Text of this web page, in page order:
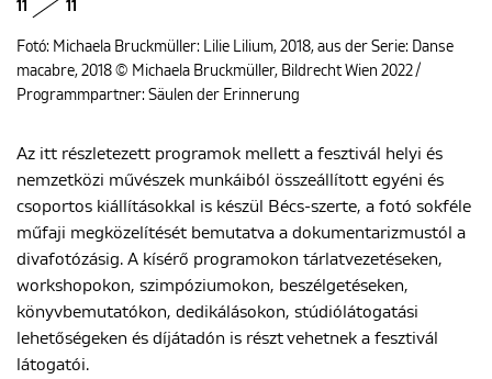
11 11
Fotó: Michaela Bruckmüller: Lilie Lilium, 2018, aus der Serie: Danse
macabre, 2018 © Michaela Bruckmüller, Bildrecht Wien 2022 /
Programmpartner: Säulen der Erinnerung
Az itt részletezett programok mellett a fesztivál helyi és
nemzetközi művészek munkáiból összeállított egyéni és
csoportos kiállításokkal is készül Bécs-szerte, a fotó sokféle
műfaji megközelítését bemutatva a dokumentarizmustól a
divafotózásig. A kísérő programokon tárlatvezetéseken,
workshopokon, szimpóziumokon, beszélgetéseken,
könyvbemutatókon, dedikálásokon, stúdiólátogatási
lehetőségeken és díjátadón is részt vehetnek a fesztivál
látogatói.